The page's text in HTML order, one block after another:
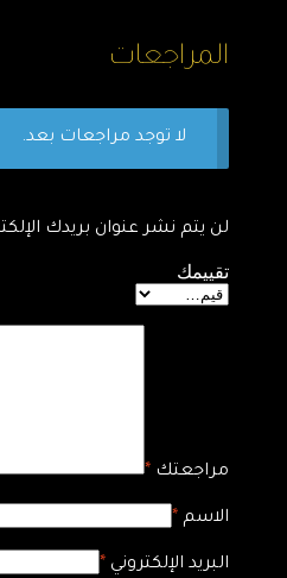
المراجعات
لا توجد مراجعات بعد.
لن يتم نشر عنوان بريدك
تقييمك
مراجعتك *
الاسم *
البريد الإلكتروني *